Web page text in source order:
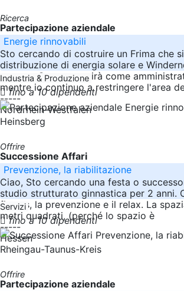
Ricerca
Partecipazione aziendale
Energie rinnovabili
Sto cercando di costruire un Frima che
distribuzione di energia solare e
partner. Questo servirà come
mentre io continuo a restringere l'area
-----
Nordrhein-Westfalen
Industria & Produzione
fino a 10 dipendenti
Heinsberg
Offrire
Successione Affari
Prevenzione, la riabilitazione
Ciao, Sto cercando una festa o
studio strutturato ginnastica per 2 anni.
fitness, la prevenzione e il relax. La
metri quadrati, (perché lo spazio è
-----
Hessen
Servizi
fino a 10 dipendenti
Rheingau-Taunus-Kreis
Offrire
Partecipazione aziendale